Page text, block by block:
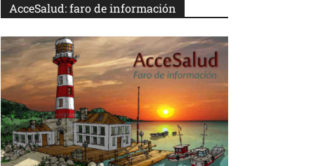
AcceSalud: faro de información